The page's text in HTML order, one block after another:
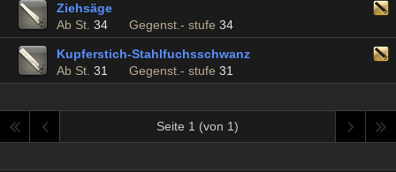
Ziehsäge
Ab St. 34 Gegenst.- stufe 34
Kupferstich-Stahlfuchsschwanz
Ab St. 31 Gegenst.- stufe 31
Seite 1 (von 1)